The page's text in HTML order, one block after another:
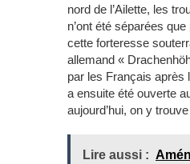
nord de l’Ailette, les
n’ont été séparées
cette forteresse
allemand «
par les Français après
a ensuite été ouverte
aujourd’hui, on y
Lire aussi :